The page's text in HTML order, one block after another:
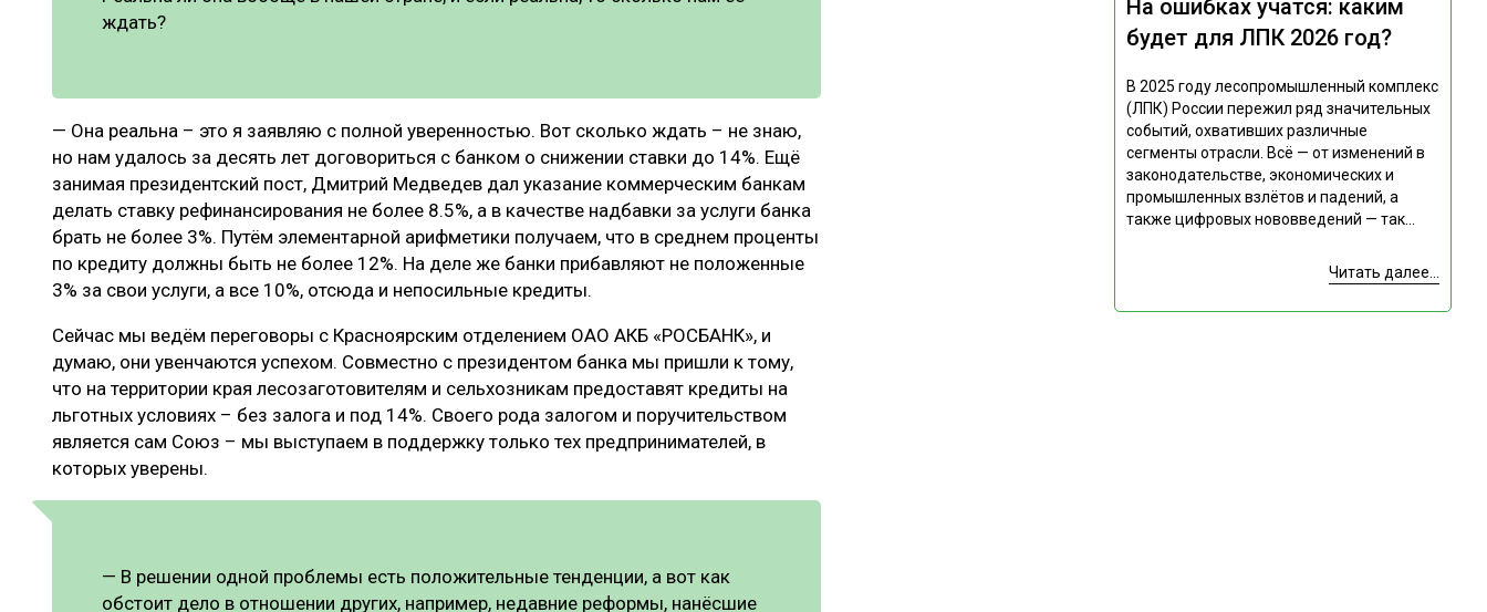
ждать?
— Она реальна – это я заявляю с полной уверенностью. Вот сколько ждать – не знаю,
но нам удалось за десять лет договориться с банком о снижении ставки до 14%. Ещё
занимая президентский пост, Дмитрий Медведев дал указание коммерческим банкам
делать ставку рефинансирования не более 8.5%, а в качестве надбавки за услуги банка
брать не более 3%. Путём элементарной арифметики получаем, что в среднем проценты
по кредиту должны быть не более 12%. На деле же банки прибавляют не положенные
3% за свои услуги, а все 10%, отсюда и непосильные кредиты.
Сейчас мы ведём переговоры с Красноярским отделением ОАО АКБ «РОСБАНК», и
думаю, они увенчаются успехом. Совместно с президентом банка мы пришли к тому,
что на территории края лесозаготовителям и сельхозникам предоставят кредиты на
льготных условиях – без залога и под 14%. Своего рода залогом и поручительством
является сам Союз – мы выступаем в поддержку только тех предпринимателей, в
которых уверены.
— В решении одной проблемы есть положительные тенденции, а вот как
обстоит дело в отношении других, например, недавние реформы, нанёсшие
На ошибках учатся: каким
будет для ЛПК 2026 год?
В 2025 году лесопромышленный комплекс
(ЛПК) России пережил ряд значительных
событий, охвативших различные
сегменты отрасли. Всё — от изменений в
законодательстве, экономических и
промышленных взлётов и падений, а
также цифровых нововведений — так...
Читать далее...